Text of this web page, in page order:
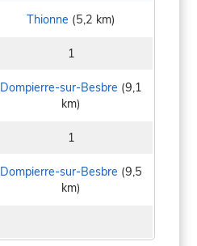
Thionne (5,2 km)
1
Dompierre-sur-Besbre (9,1
km)
1
Dompierre-sur-Besbre (9,5
km)